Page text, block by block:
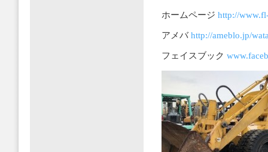
ホームページ http://
アメバhttp://ameblo.jp/
フェイスブック